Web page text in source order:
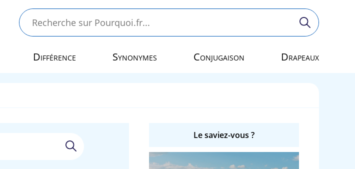
Différence Synonymes Conjugaison Drapeaux
Le saviez-vous ?